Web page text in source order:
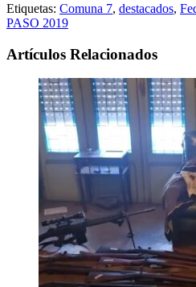
Etiquetas: Comuna 7, destacados,
PASO 2019
Artículos Relacionados